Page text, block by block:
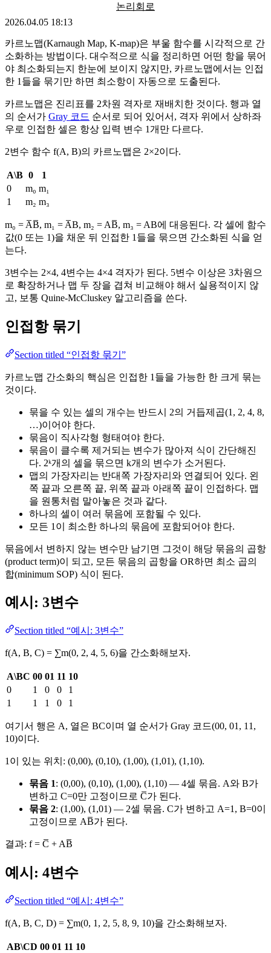
논리회로
2026.04.05 18:13
카르노맵(Karnaugh Map, K-map)은 부울 함수를 시각적으로 간
소화하는 방법이다. 대수적으로 식을 정리하면 어떤 항을 묶어
야 최소화되는지 한눈에 보이지 않지만, 카르노맵에서는 인접
한 1들을 묶기만 하면 최소항이 자동으로 도출된다.
카르노맵은 진리표를 2차원 격자로 재배치한 것이다. 행과 열
의 순서가 Gray 코드 순서로 되어 있어서, 격자 위에서 상하좌
우로 인접한 셀은 항상 입력 변수 1개만 다르다.
2변수 함수 f(A, B)의 카르노맵은 2×2이다.
A\B 0
1
0
m₀ m₁
1
m₂ m₃
m₀ = A̅B̅, m₁ = A̅B, m₂ = AB̅, m₃ = AB에 대응된다. 각 셀에 함수
값(0 또는 1)을 채운 뒤 인접한 1들을 묶으면 간소화된 식을 얻
는다.
3변수는 2×4, 4변수는 4×4 격자가 된다. 5변수 이상은 3차원으
로 확장하거나 맵 두 장을 겹쳐 비교해야 해서 실용적이지 않
고, 보통 Quine-McCluskey 알고리즘을 쓴다.
인접항 묶기
Section titled “인접항 묶기”
카르노맵 간소화의 핵심은 인접한 1들을 가능한 한 크게 묶는
것이다.
묶을 수 있는 셀의 개수는 반드시 2의 거듭제곱(1, 2, 4, 8,
…)이어야 한다.
묶음이 직사각형 형태여야 한다.
묶음이 클수록 제거되는 변수가 많아져 식이 간단해진
다. 2ᵏ개의 셀을 묶으면 k개의 변수가 소거된다.
맵의 가장자리는 반대쪽 가장자리와 연결되어 있다. 왼
쪽 끝과 오른쪽 끝, 위쪽 끝과 아래쪽 끝이 인접하다. 맵
을 원통처럼 말아놓은 것과 같다.
하나의 셀이 여러 묶음에 포함될 수 있다.
모든 1이 최소한 하나의 묶음에 포함되어야 한다.
묶음에서 변하지 않는 변수만 남기면 그것이 해당 묶음의 곱항
(product term)이 되고, 모든 묶음의 곱항을 OR하면 최소 곱의
합(minimum SOP) 식이 된다.
예시: 3변수
Section titled “예시: 3변수”
f(A, B, C) = ∑m(0, 2, 4, 5, 6)을 간소화해보자.
A\BC 00 01 11 10
0
1 0 0
1
1
1 1 0 1
여기서 행은 A, 열은 BC이며 열 순서가 Gray 코드(00, 01, 11,
10)이다.
1이 있는 위치: (0,00), (0,10), (1,00), (1,01), (1,10).
묶음 1: (0,00), (0,10), (1,00), (1,10) — 4셀 묶음. A와 B가
변하고 C=0만 고정이므로 C̅가 된다.
묶음 2: (1,00), (1,01) — 2셀 묶음. C가 변하고 A=1, B=0이
고정이므로 AB̅가 된다.
결과: f = C̅ + AB̅
예시: 4변수
Section titled “예시: 4변수”
f(A, B, C, D) = ∑m(0, 1, 2, 5, 8, 9, 10)을 간소화해보자.
AB\CD 00 01 11 10